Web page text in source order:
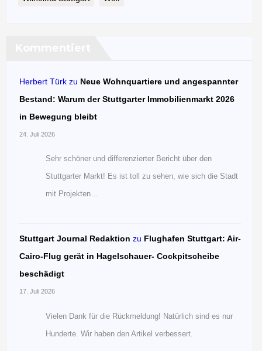
Herbert Türk zu Neue Wohnquartiere und angespannter
Bestand: Warum der Stuttgarter Immobilienmarkt 2026
in Bewegung bleibt
24. Juli 2026
Sehr schöner und differenzierter Bericht über den
Stuttgarter Markt! Es ist toll zu sehen, wie sich die Stadt
mit Projekten…
Stuttgart Journal Redaktion zu Flughafen Stuttgart: Air-
Cairo-Flug gerät in Hagelschauer- Cockpitscheibe
beschädigt
17. Juli 2026
Vielen Dank für die Rückmeldung! Natürlich sind es nur
Hunderte. Wir haben den Artikel verbessert.